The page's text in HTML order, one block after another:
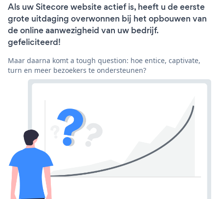
Als uw Sitecore website actief is, heeft u de eerste
grote uitdaging overwonnen bij het opbouwen van
de online aanwezigheid van uw bedrijf.
gefeliciteerd!
Maar daarna komt a tough question: hoe entice, captivate,
turn en meer bezoekers te ondersteunen?